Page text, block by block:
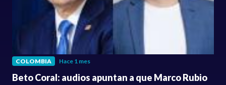
COLOMBIA Hace 1 mes
Beto Coral: audios apuntan a que Marco Rubio